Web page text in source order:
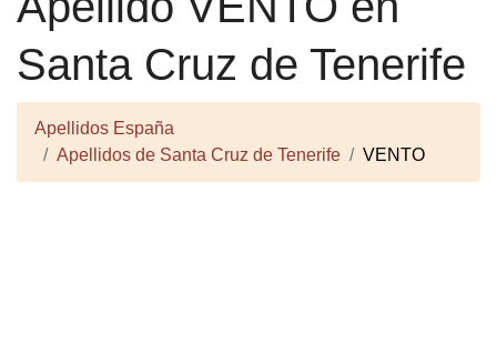
Santa Cruz de Tenerife
Apellidos España
Apellidos de Santa Cruz de Tenerife
VENTO